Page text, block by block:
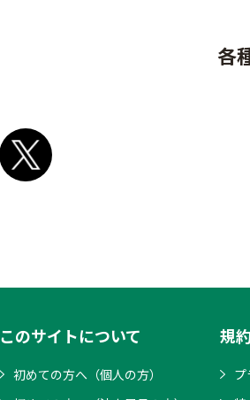
各
このサイトについて
初めての方へ（個人の方）
規